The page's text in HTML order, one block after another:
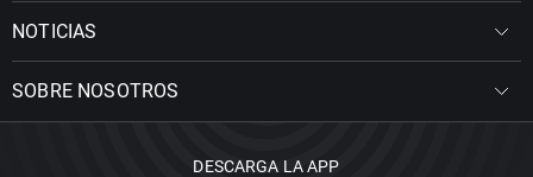
NOTICIAS
SOBRE NOSOTROS
DESCARGA LA APP